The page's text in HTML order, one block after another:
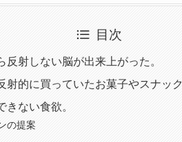
目次
反射しない脳が出来上がった。
射的に買っていたお菓子やスナック
きない食欲。
の提案